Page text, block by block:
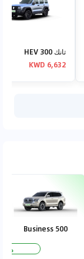
تانك 300 HEV
6,632 KWD
500 Business